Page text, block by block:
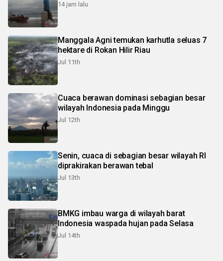
14 jam lalu
Manggala Agni temukan karhutla seluas 7
hektare di Rokan Hilir Riau
Jul 11th
Cuaca berawan dominasi sebagian besar
wilayah Indonesia pada Minggu
Jul 12th
Senin, cuaca di sebagian besar wilayah RI
diprakirakan berawan tebal
Jul 13th
BMKG imbau warga di wilayah barat
Indonesia waspada hujan pada Selasa
Jul 14th